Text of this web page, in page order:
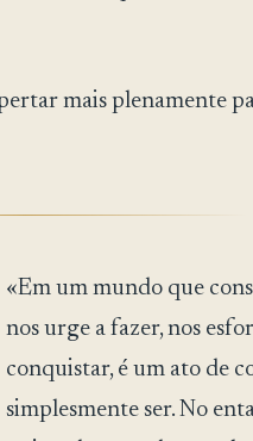
mais plenamente
«Em um mundo que
nos urge a fazer, nos
conquistar, é um ato de
simplesmente ser. No